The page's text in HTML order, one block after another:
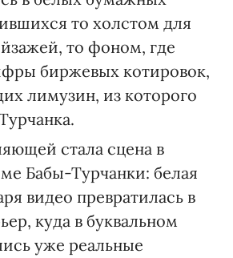
то холстом для
то фоном, где
биржевых котировок,
лимузин, из которого
стала сцена в
Бабы-Турчанки: белая
видео превратилась в
куда в буквальном
уже реальные